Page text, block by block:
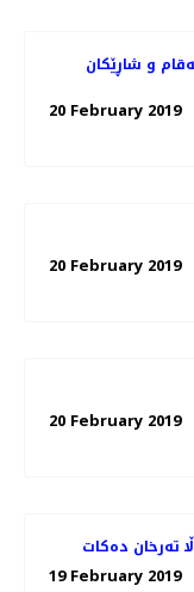
و شاڕێكان
20 February 2019
20 February 2019
20 February 2019
ته‌رخان ده‌كات
19 February 2019